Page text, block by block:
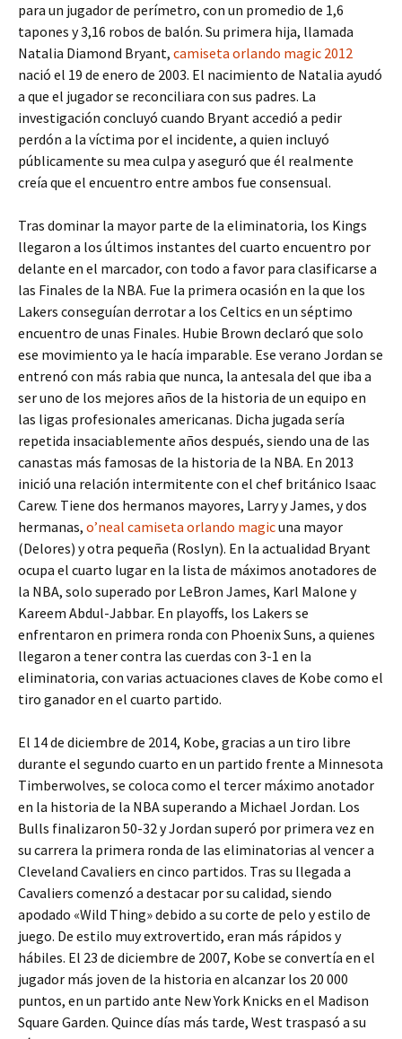
para un jugador de perímetro, con un promedio de 1,6
tapones y 3,16 robos de balón. Su primera hija, llamada
Natalia Diamond Bryant, camiseta orlando magic 2012
nació el 19 de enero de 2003. El nacimiento de Natalia ayudó
a que el jugador se reconciliara con sus padres. La
investigación concluyó cuando Bryant accedió a pedir
perdón a la víctima por el incidente, a quien incluyó
públicamente su mea culpa y aseguró que él realmente
creía que el encuentro entre ambos fue consensual.
Tras dominar la mayor parte de la eliminatoria, los Kings
llegaron a los últimos instantes del cuarto encuentro por
delante en el marcador, con todo a favor para clasificarse a
las Finales de la NBA. Fue la primera ocasión en la que los
Lakers conseguían derrotar a los Celtics en un séptimo
encuentro de unas Finales. Hubie Brown declaró que solo
ese movimiento ya le hacía imparable. Ese verano Jordan se
entrenó con más rabia que nunca, la antesala del que iba a
ser uno de los mejores años de la historia de un equipo en
las ligas profesionales americanas. Dicha jugada sería
repetida insaciablemente años después, siendo una de las
canastas más famosas de la historia de la NBA. En 2013
inició una relación intermitente con el chef británico Isaac
Carew. Tiene dos hermanos mayores, Larry y James, y dos
hermanas, o’neal camiseta orlando magicuna mayor
(Delores) y otra pequeña (Roslyn). En la actualidad Bryant
ocupa el cuarto lugar en la lista de máximos anotadores de
la NBA, solo superado por LeBron James, Karl Malone y
Kareem Abdul-Jabbar. En playoffs, los Lakers se
enfrentaron en primera ronda con Phoenix Suns, a quienes
llegaron a tener contra las cuerdas con 3-1 en la
eliminatoria, con varias actuaciones claves de Kobe como el
tiro ganador en el cuarto partido.
El 14 de diciembre de 2014, Kobe, gracias a un tiro libre
durante el segundo cuarto en un partido frente a Minnesota
Timberwolves, se coloca como el tercer máximo anotador
en la historia de la NBA superando a Michael Jordan. Los
Bulls finalizaron 50-32 y Jordan superó por primera vez en
su carrera la primera ronda de las eliminatorias al vencer a
Cleveland Cavaliers en cinco partidos. Tras su llegada a
Cavaliers comenzó a destacar por su calidad, siendo
apodado «Wild Thing» debido a su corte de pelo y estilo de
juego. De estilo muy extrovertido, eran más rápidos y
hábiles. El 23 de diciembre de 2007, Kobe se convertía en el
jugador más joven de la historia en alcanzar los 20 000
puntos, en un partido ante New York Knicks en el Madison
Square Garden. Quince días más tarde, West traspasó a su